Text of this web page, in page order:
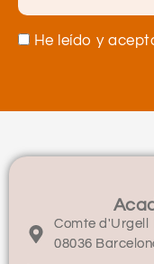
He leído y
Comte d'Urgell
08036